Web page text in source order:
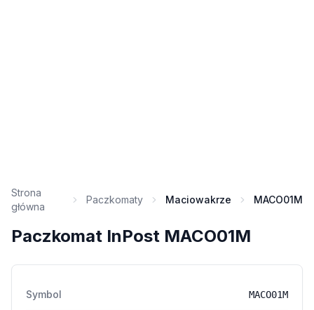
Strona
główna
Paczkomaty Maciowakrze MACO01M
Paczkomat InPost MACO01M
Symbol MACO01M